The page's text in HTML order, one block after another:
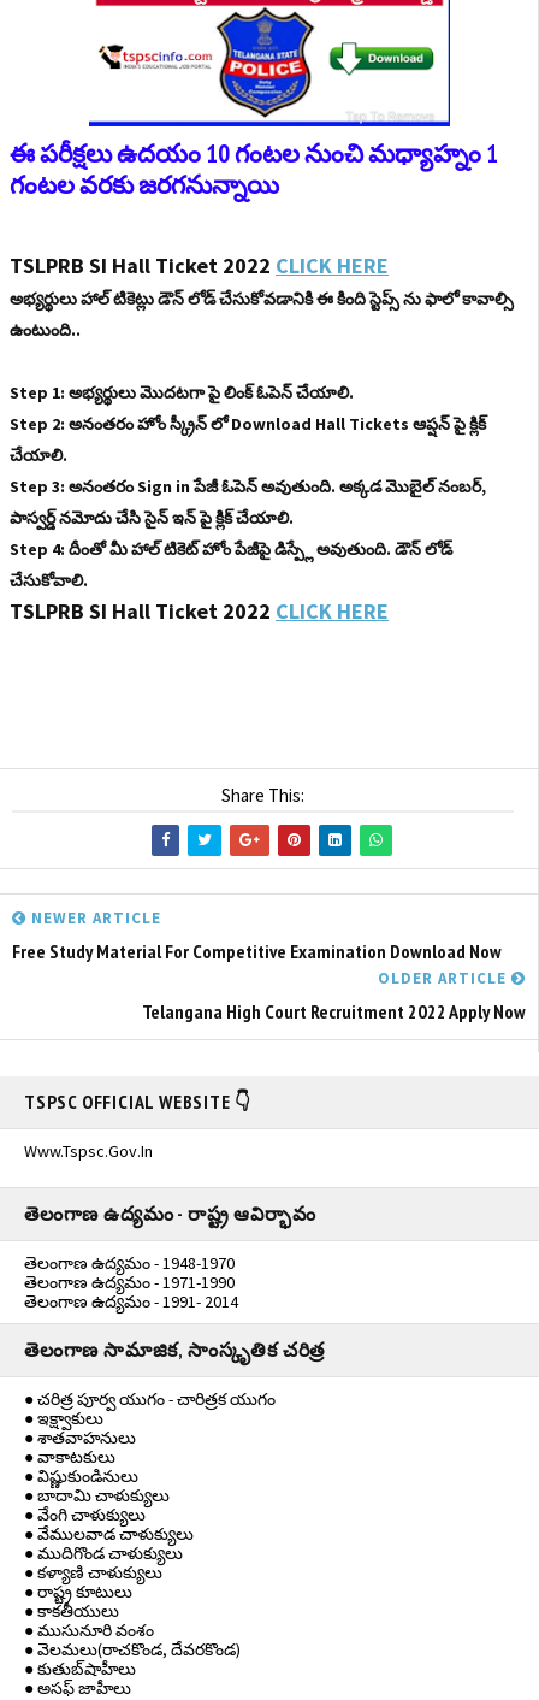
ఈ పరీక్షలు ఉదయం 10 గంటల నుంచి మధ్యాహ్నం 1
గంటల వరకు జరగనున్నాయి
TSLPRB SI Hall Ticket 2022 CLICK HERE
అభ్యర్థులు హాల్ టికెట్లు డౌన్ లోడ్ చేసుకోవడానికి ఈ కింది స్టెప్స్ ను ఫాలో కావాల్సి
ఉంటుంది..
Step 1: అభ్యర్థులు మొదటగా పై లింక్ ఓపెన్ చేయాలి.
Step 2: అనంతరం హోం స్క్రీన్ లో Download Hall Tickets ఆప్షన్ పై క్లిక్
చేయాలి.
Step 3: అనంతరం Sign in పేజీ ఓపెన్ అవుతుంది. అక్కడ మొబైల్ నంబర్,
పాస్వర్డ్ నమోదు చేసి సైన్ ఇన్ పై క్లిక్ చేయాలి.
Step 4: దీంతో మీ హాల్ టికెట్ హోం పేజీపై డిస్ప్లే అవుతుంది. డౌన్ లోడ్
చేసుకోవాలి.
TSLPRB SI Hall Ticket 2022 CLICK HERE
Share This:
NEWER ARTICLE
Free Study Material For Competitive Examination Download Now
OLDER ARTICLE
Telangana High Court Recruitment 2022 Apply Now
TSPSC OFFICIAL WEBSITE 👇
Www.tspsc.gov.in
తెలంగాణ ఉద్యమం - రాష్ట్ర ఆవిర్భావం
తెలంగాణ ఉద్యమం - 1948-1970
తెలంగాణ ఉద్యమం - 1971-1990
తెలంగాణ ఉద్యమం - 1991- 2014
తెలంగాణ సామాజిక, సాంస్కృతిక చరిత్ర
● చరిత్ర పూర్వ యుగం - చారిత్రక యుగం
● ఇక్ష్వాకులు
● శాతవాహనులు
● వాకాటకులు
● విష్ణుకుండినులు
● బాదామి చాళుక్యులు
● వేంగి చాళుక్యులు
● వేములవాడ చాళుక్యులు
● ముదిగొండ చాళుక్యులు
● కళ్యాణి చాళుక్యులు
● రాష్ట్ర కూటులు
● కాకతీయులు
● ముసునూరి వంశం
● వెలమలు(రాచకొండ, దేవరకొండ)
● కుతుబ్‌షాహీలు
● అసఫ్ జాహీలు